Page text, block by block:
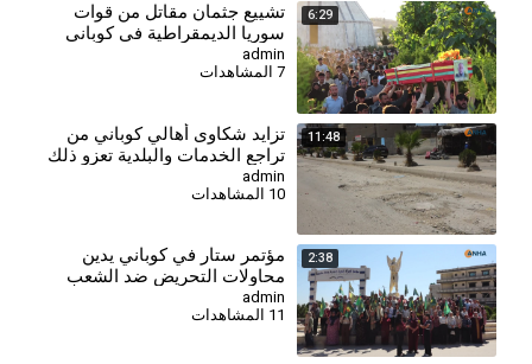
6:29
⁣تشييع جثمان مقاتل من قوات
سوريا الديمقراطية في كوباني
admin
7 المشاهدات
11:48
⁣تزايد شكاوى أهالي كوباني من
تراجع الخدمات والبلدية تعزو ذلك
لغياب الدعم
admin
2:38
مؤتمر ستار في كوباني يدين
محاولات التحريض ضد الشعب
الكردي
admin
11 المشاهدات